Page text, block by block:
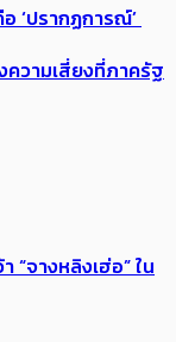
‘ปรากฏการณ์’
วามเสี่ยงที่ภาครัฐ
“จางหลิงเฮ่อ” ใน